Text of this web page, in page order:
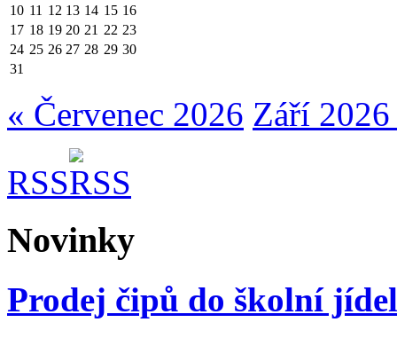
10 11 12 13 14 15 16
17 18 19 20 21 22 23
24 25 26 27 28 29 30
31
« Červenec 2026 Září
RSS
Novinky
Prodej čipů do školní